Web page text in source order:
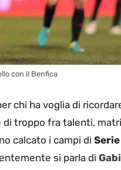
con il Benfica
chi ha voglia di
di troppo fra talenti,
calcato i campi di
si parla di